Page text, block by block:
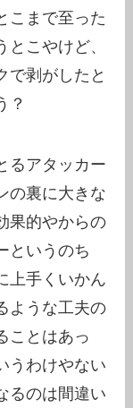
こまで至った
こやけど、
で剥がしたと
？
るアタッカー
の裏に大きな
果的やからの
というのち
上手くいかん
ような工夫の
ことはあっ
うわけやない
るのは間違い